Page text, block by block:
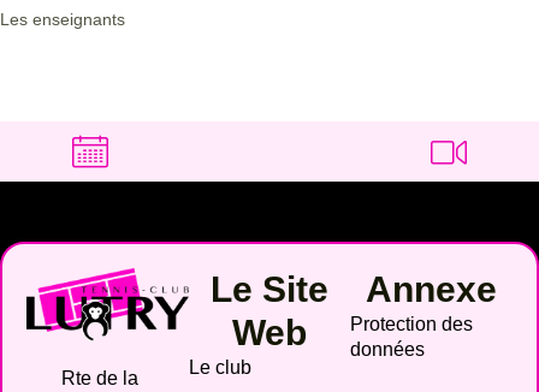
Les enseignants
Rte de la
Le Site
Web
Le club
Annexe
Protection des
données